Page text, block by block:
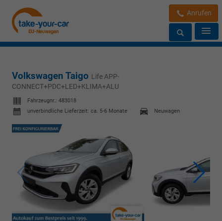
Anrufen
Volkswagen Taigo Life APP-
CONNECT+PDC+LED+KLIMA+ALU
Fahrzeugnr.: 483018
unverbindliche Lieferzeit: ca. 5-6 Monate
Neuwagen